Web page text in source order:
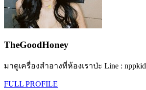
TheGoodHoney
มาดูเครื่องสำอางที่ห้องเราป่ะ Line : nppkid
FULL PROFILE